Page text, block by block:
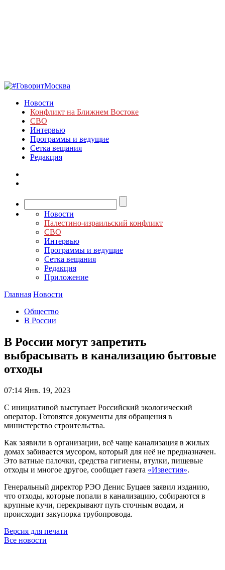
Новости
Конфликт на Ближнем Востоке
СВО
Интервью
Программы и ведущие
Сетка вещания
Редакция
Новости
Палестино-израильский конфликт
СВО
Интервью
Программы и ведущие
Сетка вещания
Редакция
Приложение
Главная Новости
Общество
В России
В России могут запретить
выбрасывать в канализацию бытовые
отходы
07:14 Янв. 19, 2023
С инициативой выступает Российский экологический
оператор. Готовятся документы для обращения в
министерство строительства.
Как заявили в организации, всё чаще канализация в жилых
домах забивается мусором, который для неё не предназначен.
Это ватные палочки, средства гигиены, втулки, пищевые
отходы и многое другое, сообщает газета «Известия».
Генеральный директор РЭО Денис Буцаев заявил изданию,
что отходы, которые попали в канализацию, собираются в
крупные кучи, перекрывают путь сточным водам, и
происходит закупорка трубопровода.
Версия для печати
Все новости